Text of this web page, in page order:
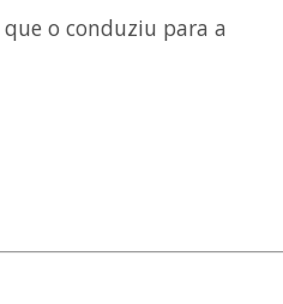
o conduziu para a